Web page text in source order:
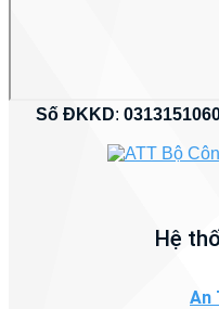
Số ĐKKD:
Hệ
An